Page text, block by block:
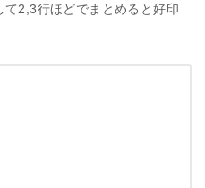
2,3行ほどでまとめると好印